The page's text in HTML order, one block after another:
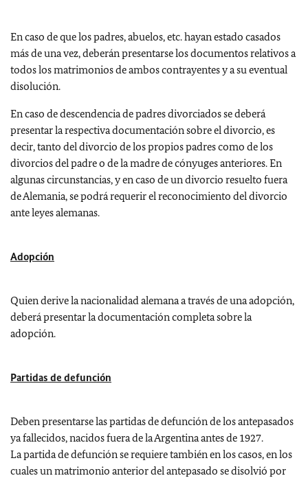
En caso de que los padres, abuelos, etc. hayan estado casados
más de una vez, deberán presentarse los documentos relativos a
todos los matrimonios de ambos contrayentes y a su eventual
disolución.
En caso de descendencia de padres divorciados se deberá
presentar la respectiva documentación sobre el divorcio, es
decir, tanto del divorcio de los propios padres como de los
divorcios del padre o de la madre de cónyuges anteriores. En
algunas circunstancias, y en caso de un divorcio resuelto fuera
de Alemania, se podrá requerir el reconocimiento del divorcio
ante leyes alemanas.
Adopción
Quien derive la nacionalidad alemana a través de una adopción,
deberá presentar la documentación completa sobre la
adopción.
Partidas de defunción
Deben presentarse las partidas de defunción de los antepasados
ya fallecidos, nacidos fuera de la Argentina antes de 1927.
La partida de defunción se requiere también en los casos, en los
cuales un matrimonio anterior del antepasado se disolvió por